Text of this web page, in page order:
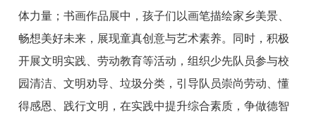
体力量；书画作品展中，孩子们以画笔描绘家乡美景、
畅想美好未来，展现童真创意与艺术素养。同时，积极
开展文明实践、劳动教育等活动，组织少先队员参与校
园清洁、文明劝导、垃圾分类，引导队员崇尚劳动、懂
得感恩、践行文明，在实践中提升综合素质，争做德智